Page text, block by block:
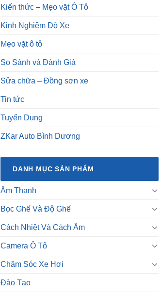
Kiến thức – Mẹo vặt Ô Tô
Kinh Nghiệm Độ Xe
Mẹo vặt ô tô
So Sánh và Đánh Giá
Sửa chữa – Đồng sơn xe
Tin tức
Tuyển Dụng
ZKar Auto Bình Dương
DANH MỤC SẢN PHẨM
Âm Thanh
Bọc Ghế Và Độ Ghế
Cách Nhiệt Và Cách Âm
Camera Ô Tô
Chăm Sóc Xe Hơi
Đào Tạo